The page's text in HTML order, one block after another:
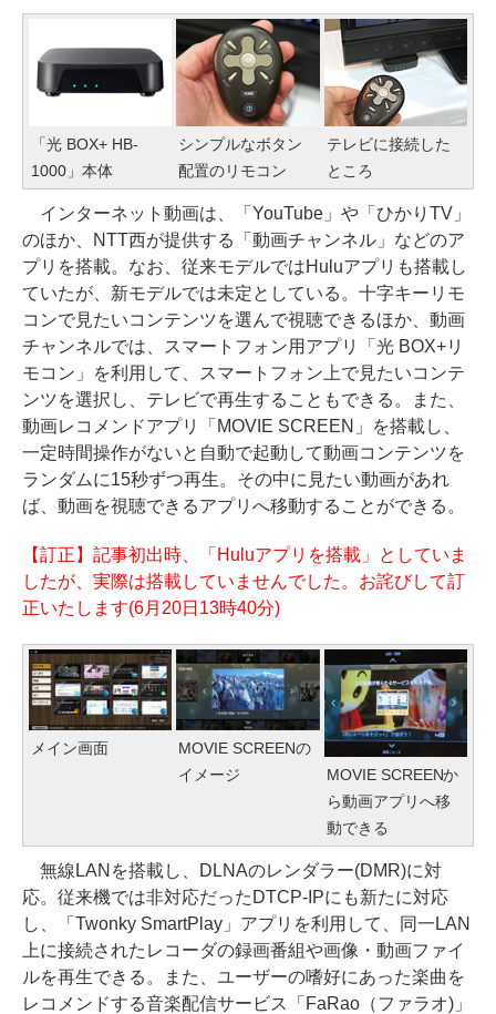
「光 BOX+ HB-
1000」本体
シンプルなボタン
配置のリモコン
テレビに接続した
ところ
インターネット動画は、「YouTube」や「ひかりTV」
のほか、NTT西が提供する「動画チャンネル」などのア
プリを搭載。なお、従来モデルではHuluアプリも搭載し
ていたが、新モデルでは未定としている。十字キーリモ
コンで見たいコンテンツを選んで視聴できるほか、動画
チャンネルでは、スマートフォン用アプリ「光 BOX+リ
モコン」を利用して、スマートフォン上で見たいコンテ
ンツを選択し、テレビで再生することもできる。また、
動画レコメンドアプリ「MOVIE SCREEN」を搭載し、
一定時間操作がないと自動で起動して動画コンテンツを
ランダムに15秒ずつ再生。その中に見たい動画があれ
ば、動画を視聴できるアプリへ移動することができる。
【訂正】記事初出時、「Huluアプリを搭載」としていま
したが、実際は搭載していませんでした。お詫びして訂
正いたします(6月20日13時40分)
メイン画面
MOVIE SCREENの
イメージ
MOVIE SCREENか
ら動画アプリへ移
動できる
無線LANを搭載し、DLNAのレンダラー(DMR)に対
応。従来機では非対応だったDTCP-IPにも新たに対応
し、「Twonky SmartPlay」アプリを利用して、同一LAN
上に接続されたレコーダの録画番組や画像・動画ファイ
ルを再生できる。また、ユーザーの嗜好にあった楽曲を
レコメンドする音楽配信サービス「FaRao（ファラオ)」